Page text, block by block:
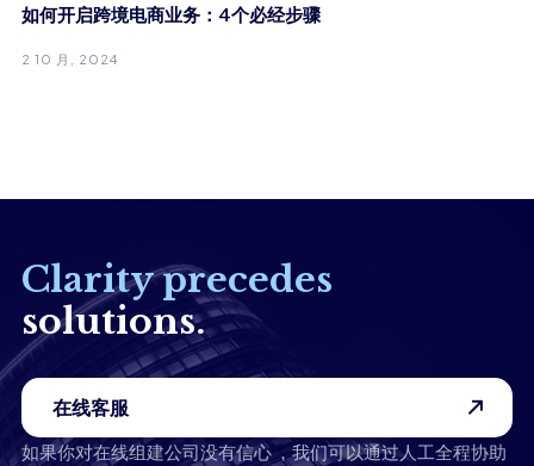
如何开启跨境电商业务：4个必经步骤
2 10 月, 2024
Clarity precedes
solutions.
在线客服
如果你对在线组建公司没有信心 ，我们可以通过人工全程协助